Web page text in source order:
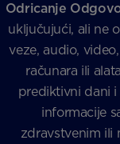
Odricanje
uključujući, ali ne
veze, audio,
računara ili
prediktivni dani
informacije
zdravstvenim ili